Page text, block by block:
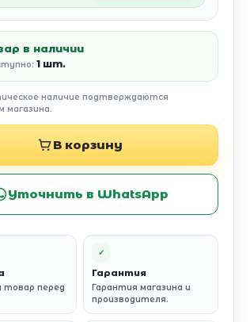
в наличии
1 шт.
наличие подтверждаются
магазина.
В корзину
Уточнить в WhatsApp
товар перед
✓
Гарантия
Гарантия магазина и
производителя.